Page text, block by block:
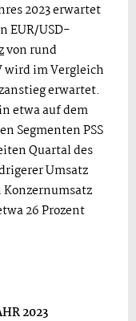
2023 erwartet
EUR/USD-
von rund
wird im Vergleich
erwartet.
etwa auf dem
Segmenten PSS
Quartal des
Umsatz
26 Prozent
2023